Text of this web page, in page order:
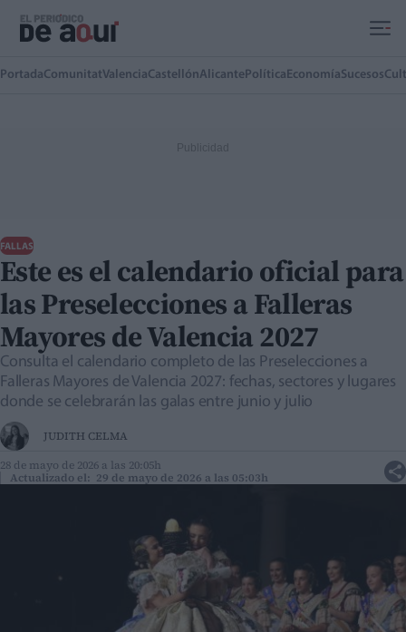
PortadaComunitatValenciaCastellónAlicante Política EconomíaSucesos
FALLAS
Este es el calendario oficial para
las Preselecciones a Falleras
Mayores de Valencia 2027
Consulta el calendario completo de las Preselecciones a
Falleras Mayores de Valencia 2027: fechas, sectores y lugares
donde se celebrarán las galas entre junio y julio
JUDITH CELMA
28 de mayo de 2026 a las 20:05h
Actualizado el: 29 de mayo de 2026 a las 05:03h